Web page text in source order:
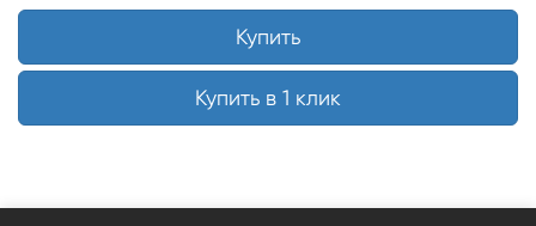
Купить
Купить в 1 клик